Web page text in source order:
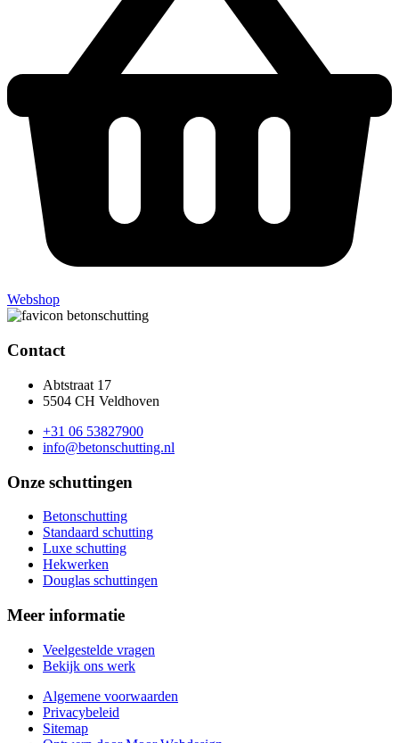
Webshop
Contact
Abtstraat 17
5504 CH Veldhoven
+31 06 53827900
info@betonschutting.nl
Onze schuttingen
Betonschutting
Standaard schutting
Luxe schutting
Hekwerken
Douglas schuttingen
Meer informatie
Veelgestelde vragen
Bekijk ons werk
Algemene voorwaarden
Privacybeleid
Sitemap